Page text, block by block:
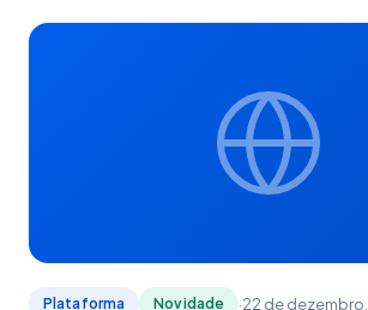
Plataforma Novidade ·22 de